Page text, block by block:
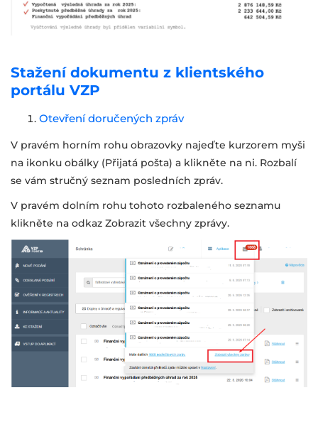
Stažení dokumentu z klientského
portálu VZP
Otevření doručených zpráv
V pravém horním rohu obrazovky najeďte kurzorem myši
na ikonku obálky (Přijatá pošta) a klikněte na ni. Rozbalí
se vám stručný seznam posledních zpráv.
V pravém dolním rohu tohoto rozbaleného seznamu
klikněte na odkaz Zobrazit všechny zprávy.